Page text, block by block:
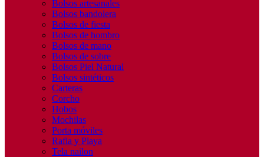
Bolsos artesanales
Bolsos bandolera
Bolsos de fiesta
Bolsos de hombro
Bolsos de mano
Bolsos de sobre
Bolsos Piel Natural
Bolsos sintéticos
Carteras
Corcho
Hobos
Mochilas
Porta móviles
Rafia y Playa
Tela nailon